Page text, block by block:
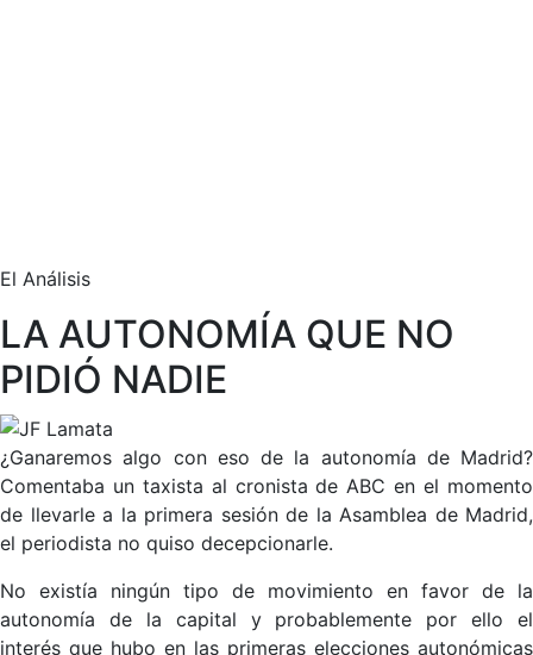
El Análisis
LA AUTONOMÍA QUE NO
PIDIÓ NADIE
¿Ganaremos algo con eso de la autonomía de Madrid?
Comentaba un taxista al cronista de ABC en el momento
de llevarle a la primera sesión de la Asamblea de Madrid,
el periodista no quiso decepcionarle.
No existía ningún tipo de movimiento en favor de la
autonomía de la capital y probablemente por ello el
interés que hubo en las primeras elecciones autonómicas